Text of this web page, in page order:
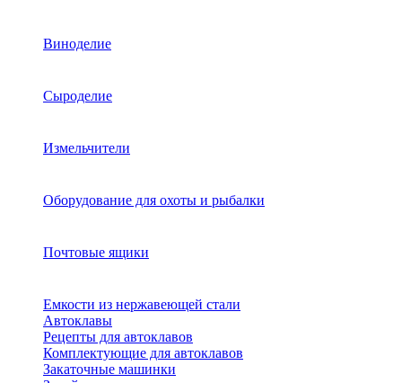
Виноделие
Сыроделие
Измельчители
Оборудование для охоты и рыбалки
Почтовые ящики
Емкости из нержавеющей стали
Автоклавы
Рецепты для автоклавов
Комплектующие для автоклавов
Закаточные машинки